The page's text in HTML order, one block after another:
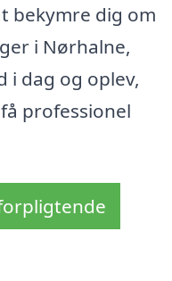
bekymre dig om
i Nørhalne,
i dag og oplev,
professionel